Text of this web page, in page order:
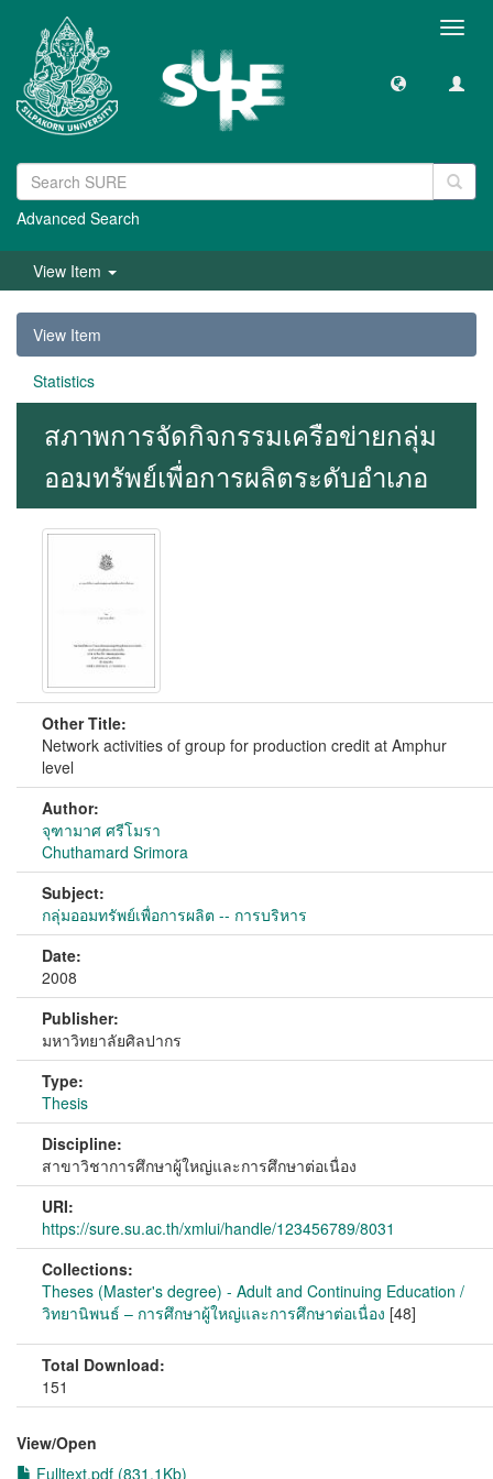
Advanced Search
View Item
View Item
Statistics
สภาพการจัดกิจกรรมเครือข่ายกลุ่ม
ออมทรัพย์เพื่อการผลิตระดับอำเภอ
Other Title:
Network activities of group for production credit at Amphur
level
Author:
จุฑามาศ ศรีโมรา
Chuthamard Srimora
Subject:
กลุ่มออมทรัพย์เพื่อการผลิต -- การบริหาร
Date:
2008
Publisher:
มหาวิทยาลัยศิลปากร
Type:
Thesis
Discipline:
สาขาวิชาการศึกษาผู้ใหญ่และการศึกษาต่อเนื่อง
URI:
https://sure.su.ac.th/xmlui/handle/123456789/8031
Collections:
Theses (Master's degree) - Adult and Continuing Education /
วิทยานิพนธ์ – การศึกษาผู้ใหญ่และการศึกษาต่อเนื่อง [48]
Total Download:
151
View/Open
Fulltext.pdf (831.1Kb)